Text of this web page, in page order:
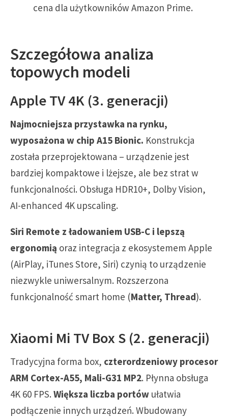
cena dla użytkowników Amazon Prime.
Szczegółowa analiza
topowych modeli
Apple TV 4K (3. generacji)
Najmocniejsza przystawka na rynku,
wyposażona w chip A15 Bionic. Konstrukcja
została przeprojektowana – urządzenie jest
bardziej kompaktowe i lżejsze, ale bez strat w
funkcjonalności. Obsługa HDR10+, Dolby Vision,
AI-enhanced 4K upscaling.
Siri Remote z ładowaniem USB-C i lepszą
ergonomią oraz integracja z ekosystemem Apple
(AirPlay, iTunes Store, Siri) czynią to urządzenie
niezwykle uniwersalnym. Rozszerzona
funkcjonalność smart home (Matter, Thread).
Xiaomi Mi TV Box S (2. generacji)
Tradycyjna forma box, czterordzeniowy procesor
ARM Cortex-A55, Mali-G31 MP2. Płynna obsługa
4K 60 FPS. Większa liczba portów ułatwia
podłączenie innych urządzeń. Wbudowany